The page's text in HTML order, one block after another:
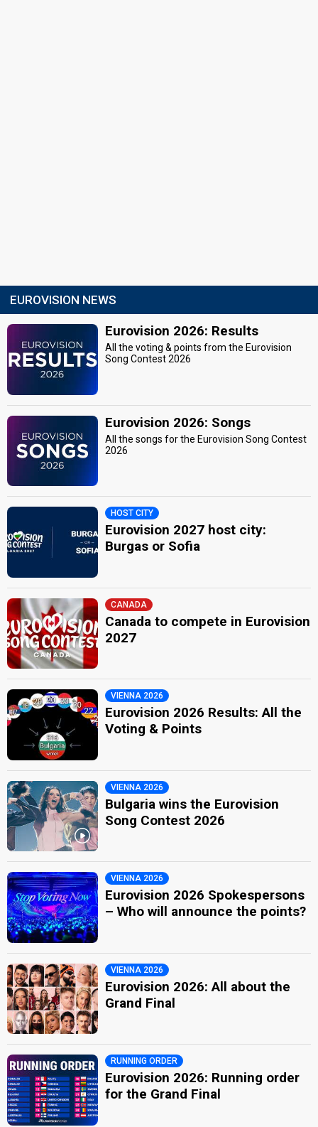
EUROVISION NEWS
Eurovision 2026: Results
All the voting & points from the Eurovision
Song Contest 2026
Eurovision 2026: Songs
All the songs for the Eurovision Song Contest
2026
HOST CITY
Eurovision 2027 host city:
Burgas or Sofia
CANADA
Canada to compete in Eurovision
2027
VIENNA 2026
Eurovision 2026 Results: All the
Voting & Points
VIENNA 2026
Bulgaria wins the Eurovision
Song Contest 2026
VIENNA 2026
Eurovision 2026 Spokespersons
– Who will announce the points?
VIENNA 2026
Eurovision 2026: All about the
Grand Final
RUNNING ORDER
Eurovision 2026: Running order
for the Grand Final